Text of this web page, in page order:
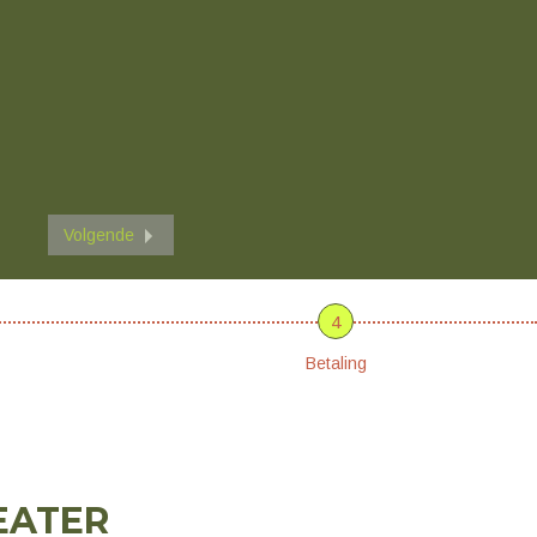
Volgende
4
Betaling